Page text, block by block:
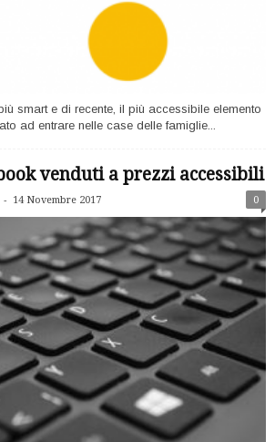
smart e di recente, il più accessibile elemento
ad entrare nelle case delle famiglie...
venduti a prezzi accessibili
- 14 Novembre 2017 0